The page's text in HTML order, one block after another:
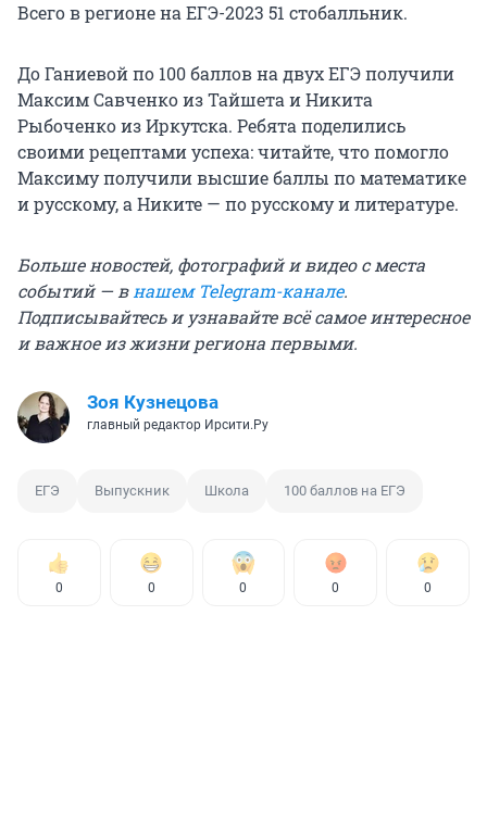
Всего в регионе на ЕГЭ-2023 51 стобалльник.
До Ганиевой по 100 баллов на двух ЕГЭ получили
Максим Савченко из Тайшета и Никита
Рыбоченко из Иркутска. Ребята поделились
своими рецептами успеха: читайте, что помогло
Максиму получили высшие баллы по математике
и русскому, а Никите — по русскому и литературе.
Больше новостей, фотографий и видео с места
событий — внашем Telegram-канале.
Подписывайтесь и узнавайте всё самое интересное
и важное из жизни региона первыми.
Зоя Кузнецова
главный редактор Ирсити.Ру
ЕГЭ Выпускник Школа 100 баллов на ЕГЭ
0 0 0 0 0